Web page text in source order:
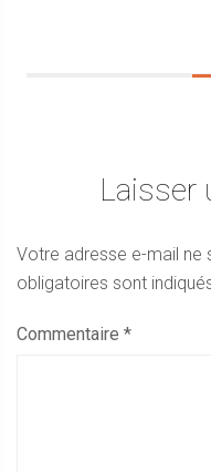
Laisser
Votre adresse e-mail ne
obligatoires sont
Commentaire *